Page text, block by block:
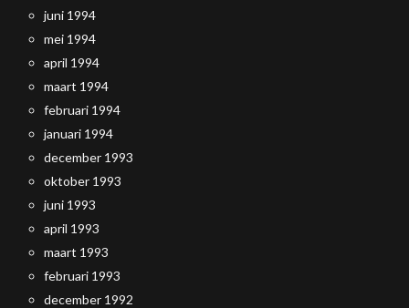
juni 1994
mei 1994
april 1994
maart 1994
februari 1994
januari 1994
december 1993
oktober 1993
juni 1993
april 1993
maart 1993
februari 1993
december 1992